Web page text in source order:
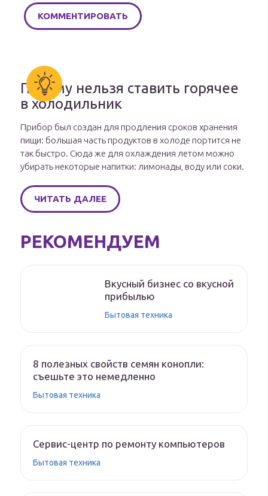
Почему нельзя ставить горячее
в холодильник
Прибор был создан для продления сроков хранения
пищи: большая часть продуктов в холоде портится не
так быстро. Сюда же для охлаждения летом можно
убирать некоторые напитки: лимонады, воду или соки.
ЧИТАТЬ ДАЛЕЕ
РЕКОМЕНДУЕМ
Вкусный бизнес со вкусной
прибылью
Бытовая техника
8 полезных свойств семян конопли:
съешьте это немедленно
Бытовая техника
Сервис-центр по ремонту компьютеров
Бытовая техника